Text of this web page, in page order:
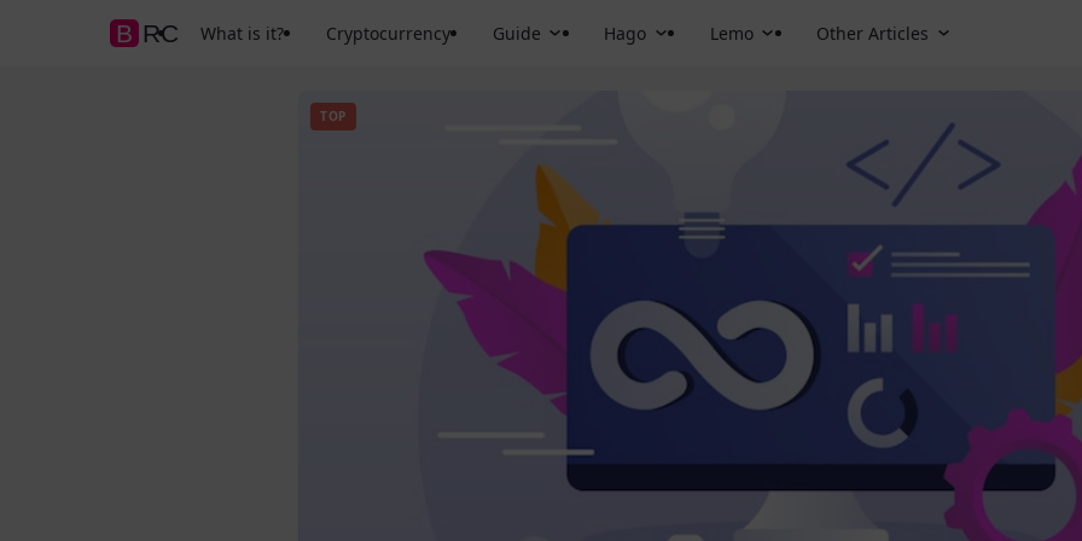
BRC What is it? Cryptocurrency Guide Hago Lemo Other Articles
TOP